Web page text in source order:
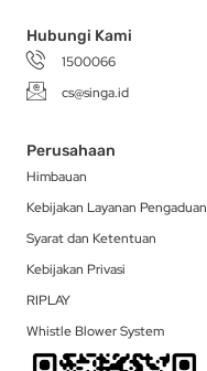
Hubungi Kami
1500066
cs@singa.id
Perusahaan
Himbauan
Kebijakan Layanan Pengaduan
Syarat dan Ketentuan
Kebijakan Privasi
RIPLAY
Whistle Blower System